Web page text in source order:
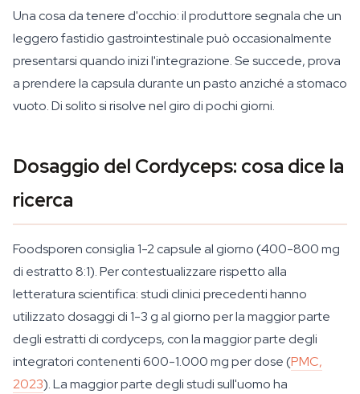
Una cosa da tenere d'occhio: il produttore segnala che un
leggero fastidio gastrointestinale può occasionalmente
presentarsi quando inizi l'integrazione. Se succede, prova
a prendere la capsula durante un pasto anziché a stomaco
vuoto. Di solito si risolve nel giro di pochi giorni.
Dosaggio del Cordyceps: cosa dice la
ricerca
Foodsporen consiglia 1-2 capsule al giorno (400-800 mg
di estratto 8:1). Per contestualizzare rispetto alla
letteratura scientifica: studi clinici precedenti hanno
utilizzato dosaggi di 1-3 g al giorno per la maggior parte
degli estratti di cordyceps, con la maggior parte degli
integratori contenenti 600-1.000 mg per dose (PMC,
2023). La maggior parte degli studi sull'uomo ha